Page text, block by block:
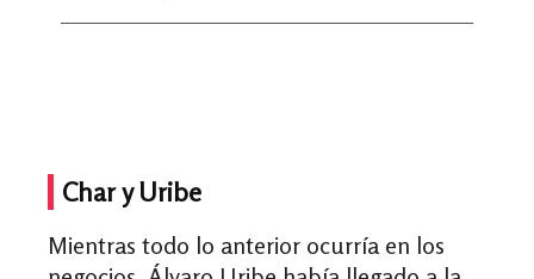
Char y Uribe
Mientras todo lo anterior ocurría en los